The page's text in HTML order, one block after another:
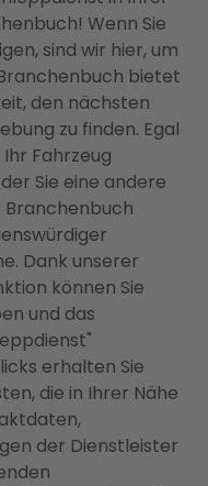
Wenn Sie
sind wir hier, um
bietet
den nächsten
zu finden. Egal
Fahrzeug
Sie eine andere
Dank unserer
können Sie
und das
erhalten Sie
die in Ihrer Nähe
der Dienstleister